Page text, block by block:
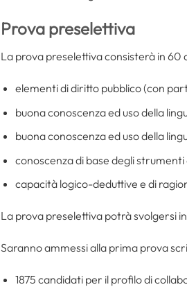
Prova preselettiva
La prova preselettiva consisterà in 60
elementi di diritto pubblico (con
buona conoscenza ed uso della
buona conoscenza ed uso della
conoscenza di base degli
capacità logico-deduttive e di
La prova preselettiva potrà svolgersi
Saranno ammessi alla prima prova
1875 candidati per il profilo di